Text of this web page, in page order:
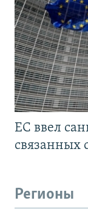
ЕС ввел
связанных
Регионы